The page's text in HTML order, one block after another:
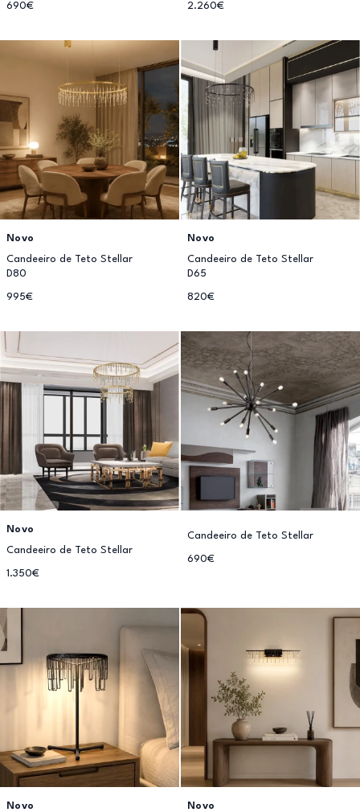
690€ 2.260€
Novo
Candeeiro de Teto Stellar
D80
995€
Novo
Candeeiro de Teto Stellar
D65
820€
Novo
Candeeiro de Teto Stellar
1.350€
Candeeiro de Teto Stellar
690€
Novo
Novo